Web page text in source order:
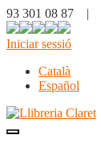
93 301 08 87 |
Iniciar sessió
Català
Español